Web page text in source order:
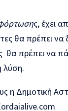
ς, έχει
θα πρέπει να
πρέπει να
λύση.